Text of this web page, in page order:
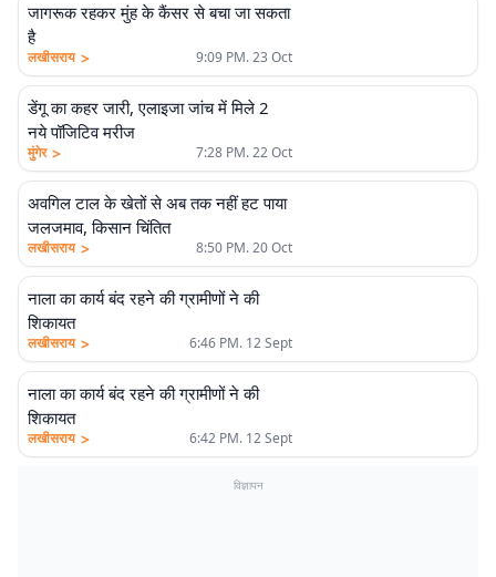
जागरूक रहकर मुंह के कैंसर से बचा जा सकता
है
लखीसराय > 9:09 PM. 23 Oct
डेंगू का कहर जारी, एलाइजा जांच में मिले 2
नये पॉजिटिव मरीज
मुंगेर > 7:28 PM. 22 Oct
अवगिल टाल के खेतों से अब तक नहीं हट पाया
जलजमाव, किसान चिंतित
लखीसराय > 8:50 PM. 20 Oct
नाला का कार्य बंद रहने की ग्रामीणों ने की
शिकायत
लखीसराय > 6:46 PM. 12 Sept
नाला का कार्य बंद रहने की ग्रामीणों ने की
शिकायत
लखीसराय > 6:42 PM. 12 Sept
विज्ञापन